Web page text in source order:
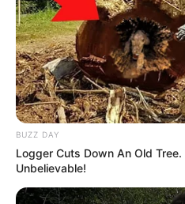
BUZZ DAY
Logger Cuts Down An Old
Unbelievable!